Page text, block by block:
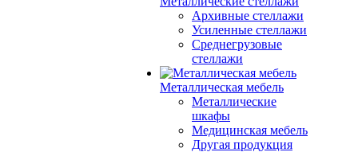
Архивные стеллажи
Усиленные стеллажи
Среднегрузовые
стеллажи
Металлическая мебель
Металлические
шкафы
Медицинская мебель
Другая продукция